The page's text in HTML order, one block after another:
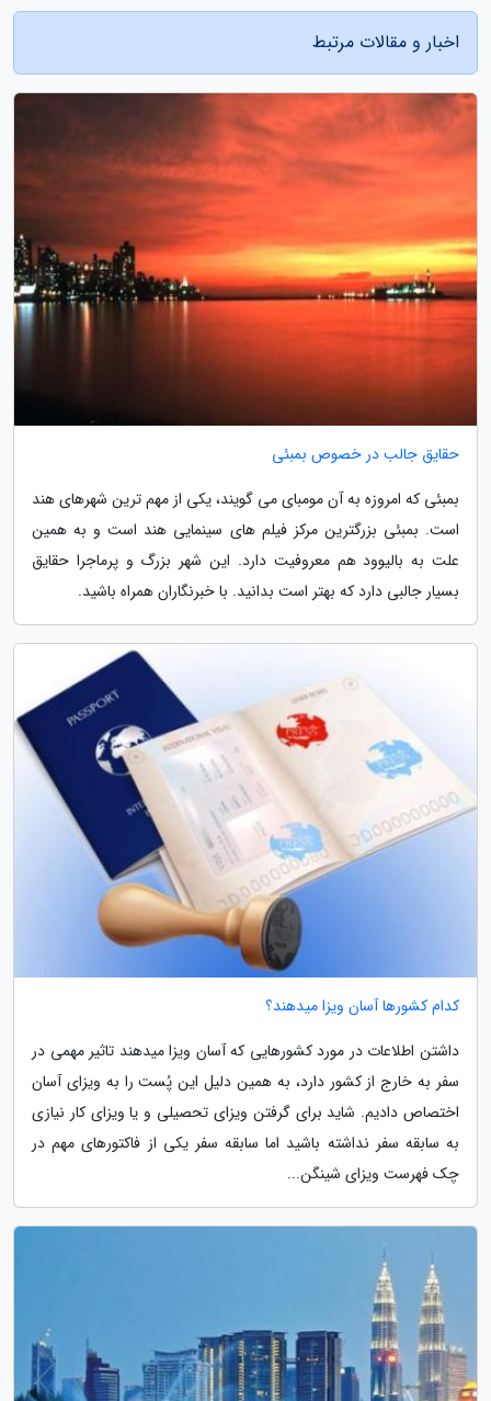
اخبار و مقالات مرتبط
حقایق جالب در خصوص بمبئی
بمبئی که امروزه به آن مومبای می گویند، یکی از مهم ترین شهرهای هند
است. بمبئی بزرگترین مرکز فیلم های سینمایی هند است و به همین
علت به بالیوود هم معروفیت دارد. این شهر بزرگ و پرماجرا حقایق
بسیار جالبی دارد که بهتر است بدانید. با خبرنگاران همراه باشید.
کدام کشورها آسان ویزا میدهند؟
داشتن اطلاعات در مورد کشورهایی که آسان ویزا میدهند تاثیر مهمی در
سفر به خارج از کشور دارد، به همین دلیل این پُست را به ویزای آسان
اختصاص دادیم. شاید برای گرفتن ویزای تحصیلی و یا ویزای کار نیازی
به سابقه سفر نداشته باشید اما سابقه سفر یکی از فاکتورهای مهم در
چک فهرست ویزای شینگن...